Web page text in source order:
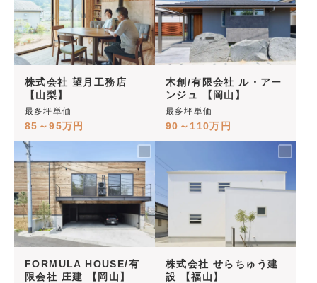
株式会社 望月工務店
【山梨】
最多坪単価
85～95万円
木創/有限会社 ル・アー
ンジュ 【岡山】
最多坪単価
90～110万円
FORMULA HOUSE/有
限会社 庄建 【岡山】
株式会社 せらちゅう建
設 【福山】